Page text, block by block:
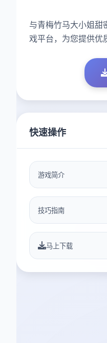
与青梅竹马大小姐甜
戏平台，为您提供优
快速操作
游戏简介
技巧指南
马上下载